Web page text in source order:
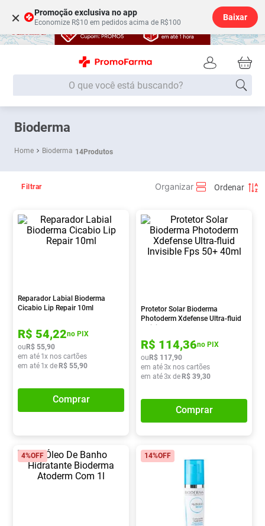
× Promoção exclusiva no app
Economize R$10 em pedidos acima de R$100
Baixar
O que você está buscando?
Bioderma
Bioderma 14Produtos
Filtrar
Reparador Labial Bioderma
Cicabio Lip Repair 10ml
R$ 54,22no PIX
ouR$ 55,90
em até 1x nos cartões
em até 1x deR$ 55,90
Comprar
Protetor Solar Bioderma
Photoderm Xdefense Ultra-fluid
Invisible Fps 50+ 40ml
R$ 114,36no PIX
ouR$ 117,90
em até3x nos cartões
em até3x deR$ 39,30
Comprar
4%OFF 14%OFF
Termos mais buscados
º Fralda G
Desodorante
9º Pampers Confort Sec
Lavitan